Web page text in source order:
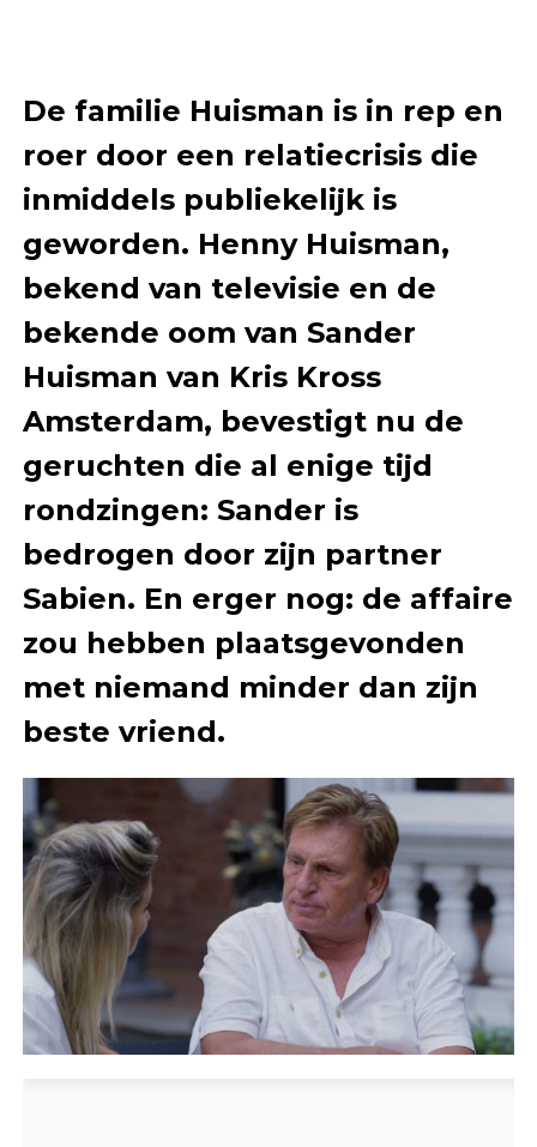
De familie Huisman is in rep en
roer door een relatiecrisis die
inmiddels publiekelijk is
geworden. Henny Huisman,
bekend van televisie en de
bekende oom van Sander
Huisman van Kris Kross
Amsterdam, bevestigt nu de
geruchten die al enige tijd
rondzingen: Sander is
bedrogen door zijn partner
Sabien. En erger nog: de affaire
zou hebben plaatsgevonden
met niemand minder dan zijn
beste vriend.